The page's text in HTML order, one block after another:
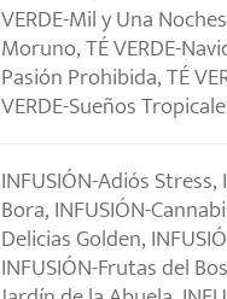
VERDE-Mil y Una
Moruno, TÉ VERDE-
Pasión Prohibida, TÉ
VERDE-Sueños
INFUSIÓN-Adiós Stress,
Bora, INFUSIÓN-
Delicias Golden,
INFUSIÓN-Frutas del